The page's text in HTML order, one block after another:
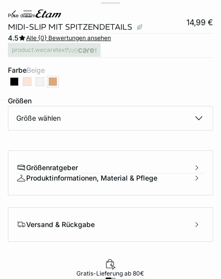
pure dream
MIDI-SLIP MIT SPITZENDETAILS 14,99 €
4.5
Alle {0} Bewertungen ansehen
product.wecaretext
Farbe beige
Größen
Größe wählen
Größenratgeber
Produktinformationen, Material & Pflege
Versand & Rückgabe
Gratis-Lieferung ab 80€